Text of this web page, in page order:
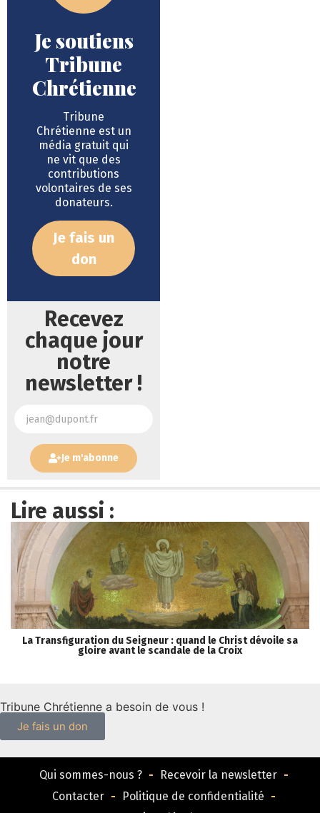
Je soutiens
Tribune
Chrétienne
Tribune
Chrétienne est un
média gratuit qui
ne vit que des
contributions
volontaires de ses
donateurs.
Je fais un
don
Recevez
chaque jour
notre
newsletter !
Je m'abonne
Lire aussi :
La Transfiguration du Seigneur : quand le Christ dévoile sa
gloire avant le scandale de la Croix
Tribune Chrétienne a besoin de vous !
Je fais un don
Qui sommes-nous ?
Recevoir la newsletter
Contacter
Politique de confidentialité